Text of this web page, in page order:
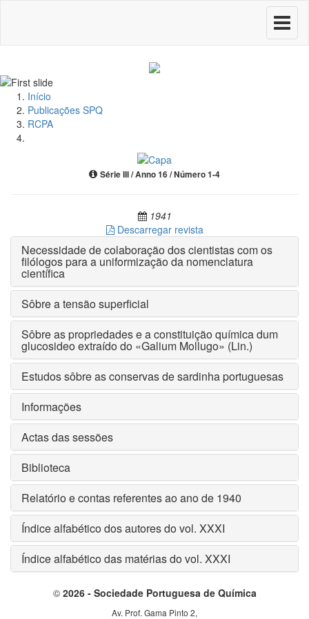
Toggle
Início
Publicações SPQ
RCPA
Série III / Anno 16 / Número 1-4
1941
Descarregar revista
Necessidade de colaboração dos cientistas com os
filólogos para a uniformização da nomenclatura
científica
Sôbre a tensão superficial
Sôbre as propriedades e a constituição química dum
glucosideo extraído do «Galium Mollugo» (Lin.)
Estudos sôbre as conservas de sardinha portuguesas
Informações
Actas das sessões
Biblioteca
Relatório e contas referentes ao ano de 1940
Índice alfabético dos autores do vol. XXXI
Índice alfabético das matérias do vol. XXXI
© 2026 - Sociedade Portuguesa de Química
Av. Prof. Gama Pinto 2,